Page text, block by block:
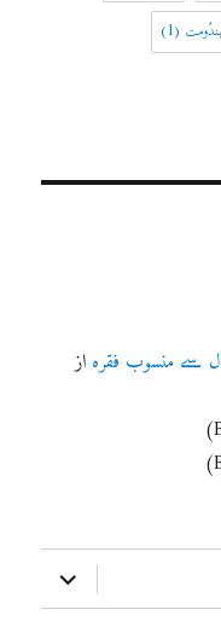
ہندُومت (1)
سے منسوب فقرہ از
ذیلی
مینو
کھولیں